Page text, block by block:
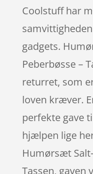
Coolstuff har
gadgets.
Peberbøsse –
returret, som
loven kræver.
perfekte gave
hjælpen lige
Humørsæt
Tassen, gaven